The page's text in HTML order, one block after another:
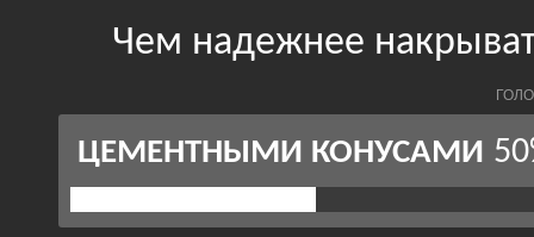
Чем надежнее
ЦЕМЕНТНЫМИ КОНУСАМИ